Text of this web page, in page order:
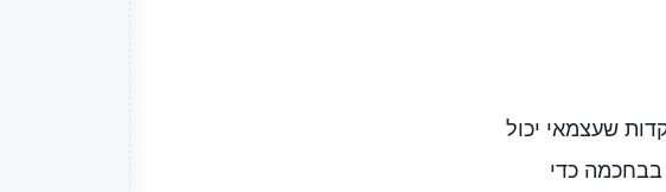
שעצמאי יכול
בבחכמה כדי